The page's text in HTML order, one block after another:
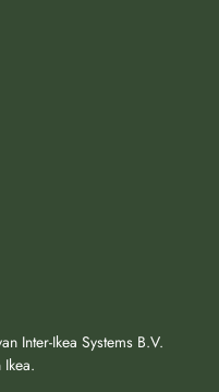
Inter-Ikea Systems B.V.